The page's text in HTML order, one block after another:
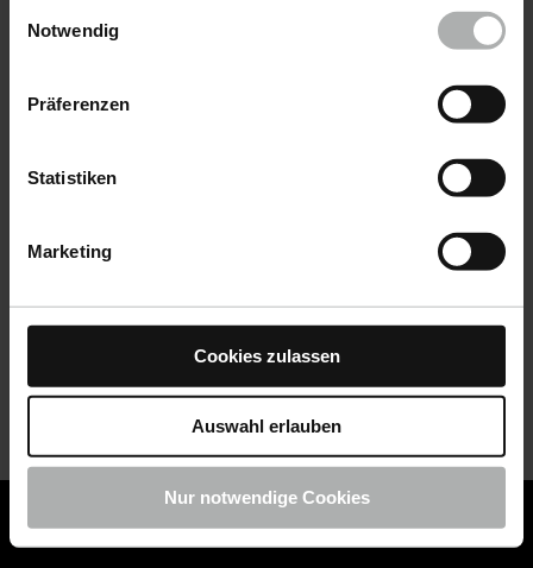
Einstellungen zu den Cookies finden Sie unter
Notwendig
Präferenzen
Statistiken
Marketing
Cookies zulassen
Auswahl erlauben
Nur notwendige Cookies
COLOURLOCK ist jetzt Teil von KochChemie -
COLOURLOCK Produkte shoppen